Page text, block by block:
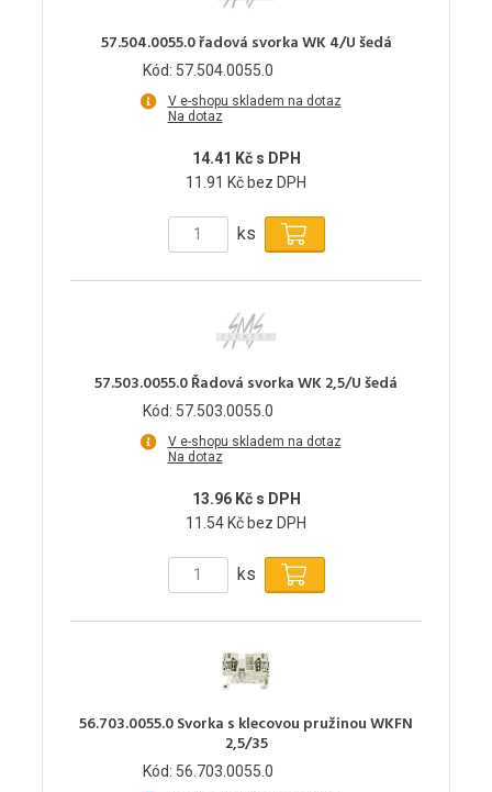
57.504.0055.0 řadová svorka WK 4/U šedá
Kód: 57.504.0055.0
V e-shopu skladem na dotaz
Na dotaz
14.41 Kč s DPH
11.91 Kč bez DPH
ks
57.503.0055.0 Řadová svorka WK 2,5/U šedá
Kód: 57.503.0055.0
V e-shopu skladem na dotaz
Na dotaz
13.96 Kč s DPH
11.54 Kč bez DPH
ks
56.703.0055.0 Svorka s klecovou pružinou WKFN
2,5/35
Kód: 56.703.0055.0